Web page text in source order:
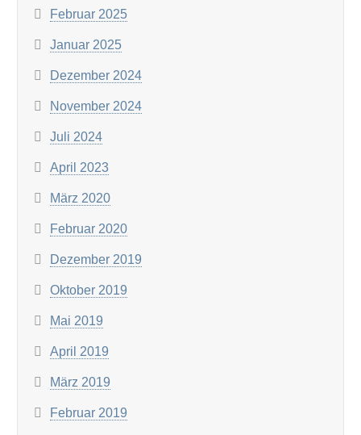
Februar 2025
Januar 2025
Dezember 2024
November 2024
Juli 2024
April 2023
März 2020
Februar 2020
Dezember 2019
Oktober 2019
Mai 2019
April 2019
März 2019
Februar 2019